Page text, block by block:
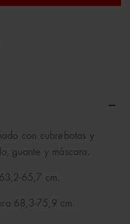
con cubrebotas y
guante y máscara.
65,7 cm.
68,3-75,9 cm.